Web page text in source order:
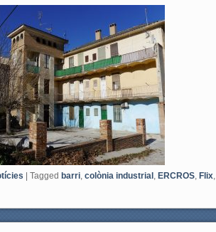
c
b
o
o
k
i
e
r
Tagged barri, colònia industrial , ERCROS, Flix,